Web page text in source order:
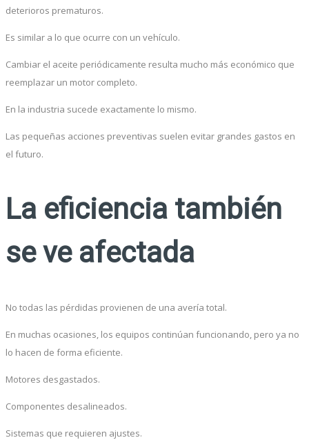
deterioros prematuros.
Es similar a lo que ocurre con un vehículo.
Cambiar el aceite periódicamente resulta mucho más económico que
reemplazar un motor completo.
En la industria sucede exactamente lo mismo.
Las pequeñas acciones preventivas suelen evitar grandes gastos en
el futuro.
La eficiencia también
se ve afectada
No todas las pérdidas provienen de una avería total.
En muchas ocasiones, los equipos continúan funcionando, pero ya no
lo hacen de forma eficiente.
Motores desgastados.
Componentes desalineados.
Sistemas que requieren ajustes.